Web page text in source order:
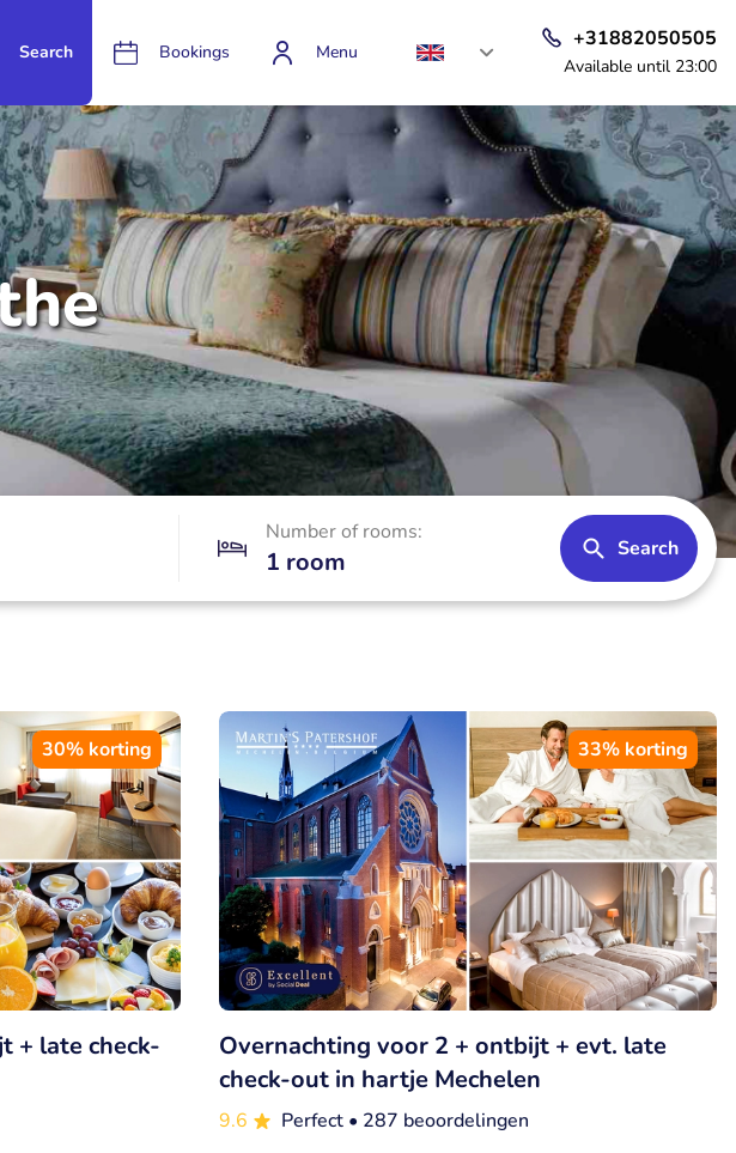
Search Bookings Menu
+31882050505
Available until 23:00
Number of rooms:
1 room Search
30% korting
+ late check-
33% korting
Overnachting voor 2 + ontbijt + evt. late
check-out in hartje Mechelen
9.6 Perfect • 287 beoordelingen